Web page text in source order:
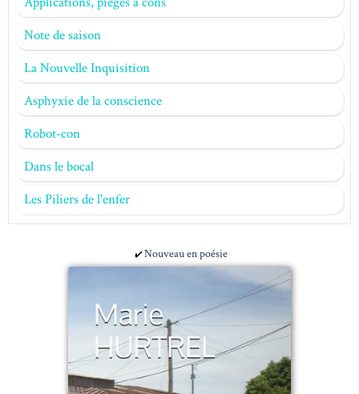
Note de saison
La Nouvelle Inquisition
Asphyxie de la conscience
Robot-con
Dans le bocal
Les Piliers de l'enfer
Nouveau en poésie